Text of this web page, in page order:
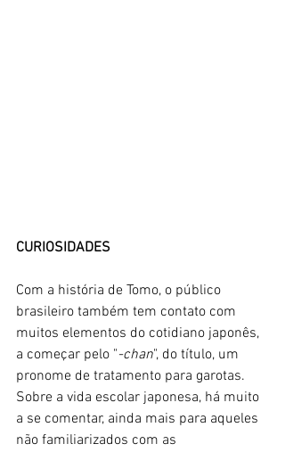
CURIOSIDADES
Com a história de Tomo, o público
brasileiro também tem contato com
muitos elementos do cotidiano japonês,
a começar pelo "-chan", do título, um
pronome de tratamento para garotas.
Sobre a vida escolar japonesa, há muito
a se comentar, ainda mais para aqueles
não familiarizados com as